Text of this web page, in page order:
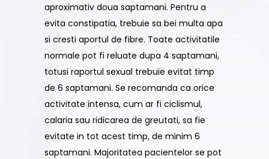
aproximativ doua saptamani. Pentru a
evita constipatia, trebuie sa bei multa apa
si cresti aportul de fibre. Toate activitatile
normale pot fi reluate dupa 4 saptamani,
totusi raportul sexual trebuie evitat timp
de 6 saptamani. Se recomanda ca orice
activitate intensa, cum ar fi ciclismul,
calaria sau ridicarea de greutati, sa fie
evitate in tot acest timp, de minim 6
saptamani. Majoritatea pacientelor se pot